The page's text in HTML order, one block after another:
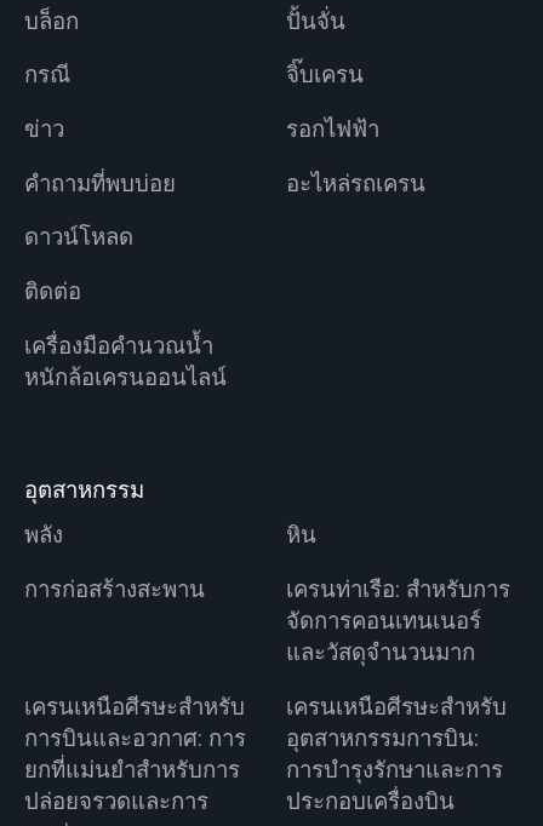
บล็อก
กรณี
ข่าว
คำถามที่พบบ่อย
ดาวน์โหลด
ติดต่อ
เครื่องมือคำนวณน้ำ
หนักล้อเครนออนไลน์
ปั้นจั่น
จิ๊บเครน
รอกไฟฟ้า
อะไหล่รถเครน
อุตสาหกรรม
พลัง
หิน
การก่อสร้างสะพาน
เครนท่าเรือ: สำหรับการ
จัดการคอนเทนเนอร์
และวัสดุจำนวนมาก
เครนเหนือศีรษะสำหรับ
การบินและอวกาศ: การ
ยกที่แม่นยำสำหรับการ
ปล่อยจรวดและการ
เครนเหนือศีรษะสำหรับ
อุตสาหกรรมการบิน:
การบำรุงรักษาและการ
ประกอบเครื่องบิน